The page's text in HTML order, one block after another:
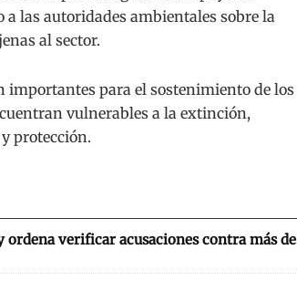
a las autoridades ambientales sobre la
al sector.
importantes para el sostenimiento de los
vulnerables a la extinción,
protección.
ordena verificar acusaciones contra más de